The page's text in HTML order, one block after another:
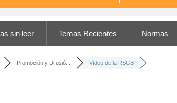
sin leer Temas Recientes Normas
Promoción y Difusió... Vídeo de la RSGB